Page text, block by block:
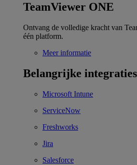
TeamViewer ONE
Ontvang de volledige kracht van
één platform.
Meer informatie
Belangrijke integraties
Microsoft Intune
ServiceNow
Freshworks
Jira
Salesforce